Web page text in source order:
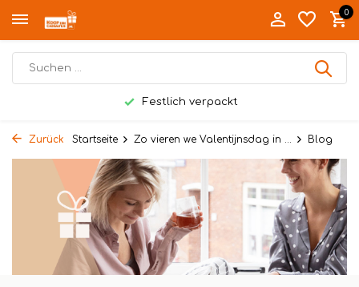
0
Festlich verpackt
Zurück Startseite Zo vieren we Valentijnsdag in ... Blog